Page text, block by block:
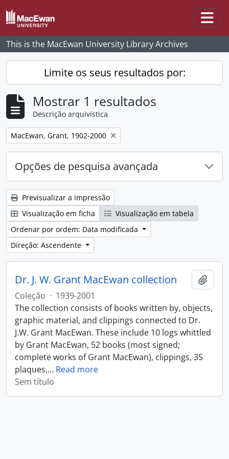
Skip to main content
This is the MacEwan University Library Archives
Limite os seus resultados por:
Mostrar 1 resultados
Descrição arquivística
Remove filter:
MacEwan, Grant, 1902-2000
Opções de pesquisa avançada
Previsualizar a impressão
Visualização em ficha
Visualização em tabela
Ordenar por ordem: Data modificada
Direção: Ascendente
Dr. J. W. Grant MacEwan collection
Coleção · 1939-2001
The collection consists of books written by, objects,
graphic material, and clippings connected to Dr.
J.W. Grant MacEwan. These include 10 logs whittled
by Grant MacEwan, 52 books (most signed;
complete works of Grant MacEwan), clippings, 35
plaques,… Read more
Sem título